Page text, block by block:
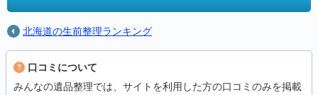
北海道の生前整理ランキング
口コミについて
みんなの遺品整理では、サイトを利用した方の口コミのみを掲載